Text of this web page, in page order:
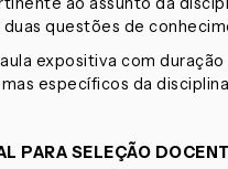
questões de
expositiva com
específicos da
PARA SELEÇÃO